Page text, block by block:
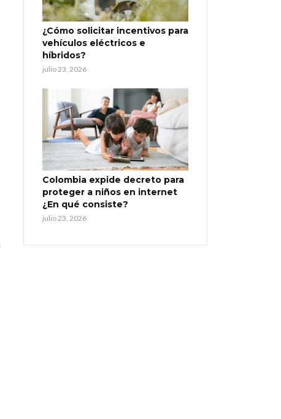
¿Cómo solicitar incentivos para
vehículos eléctricos e
híbridos?
julio 23, 2026
Colombia expide decreto para
proteger a niños en internet
¿En qué consiste?
julio 23, 2026